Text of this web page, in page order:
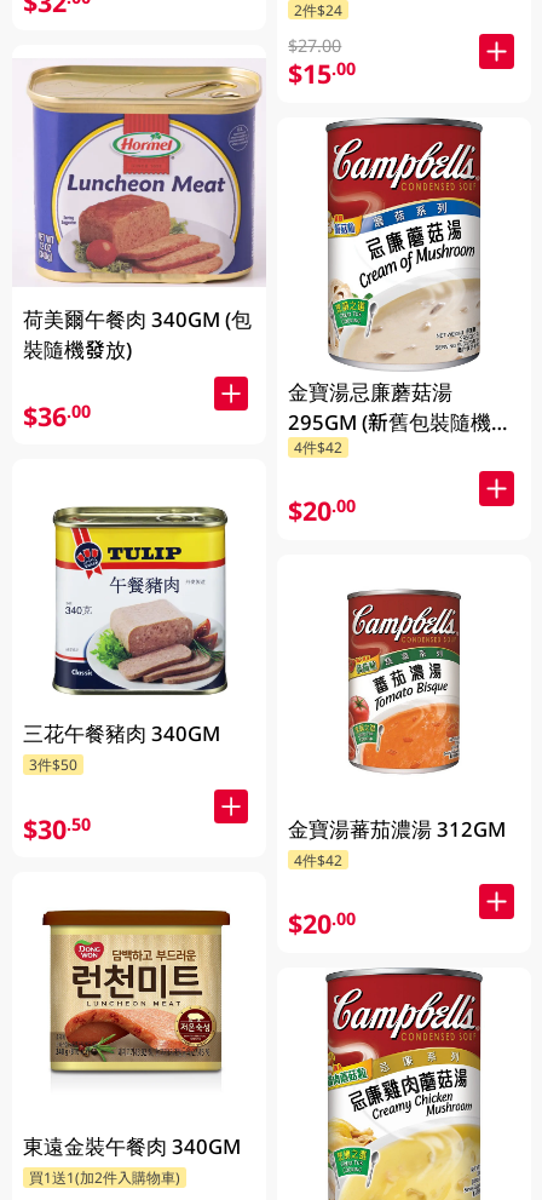
荷美爾午餐肉 340GM (包
裝隨機發放)
$36.00
三花午餐豬肉 340GM
3件$50
$30.50
東遠金裝午餐肉 340GM
買1送1(加2件入購物車)
2件$24
$27.00
$15.00
金寶湯忌廉蘑菇湯
295GM (新舊包裝隨機發
貨) (包裝隨機發放)
4件$42
$20.00
金寶湯蕃茄濃湯 312GM
4件$42
$20.00